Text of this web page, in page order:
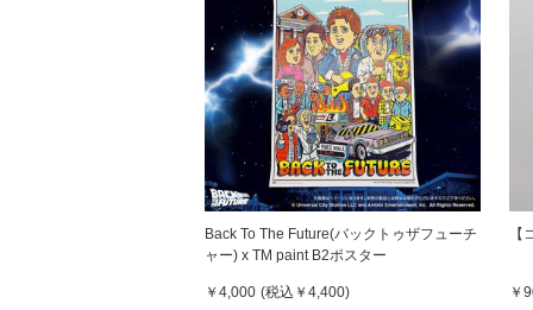
Back To The Future(バックトゥザフューチ
ャー) x TM paint B2ポスター
￥4,000 (税込 ￥4,400) ￥